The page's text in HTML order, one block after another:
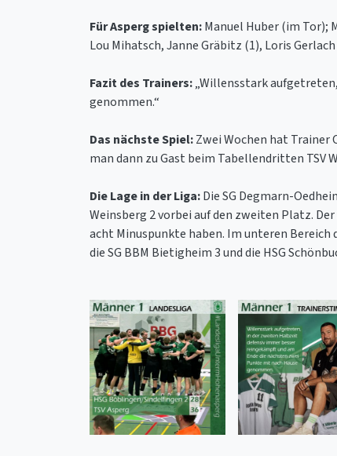
Für Asperg spielten:Manuel Huber (im Tor);
Lou Mihatsch, Janne Gräbitz (1), Loris
Fazit des Trainers:„Willensstark
genommen.“
Das nächste Spiel:Zwei Wochen hat Trainer
man dann zu Gast beim Tabellendritten TSV
Die Lage in der Liga:Die SG Degmarn-
Weinsberg 2 vorbei auf den zweiten Platz.
acht Minuspunkte haben. Im unteren Bereich
die SG BBM Bietigheim 3 und die HSG